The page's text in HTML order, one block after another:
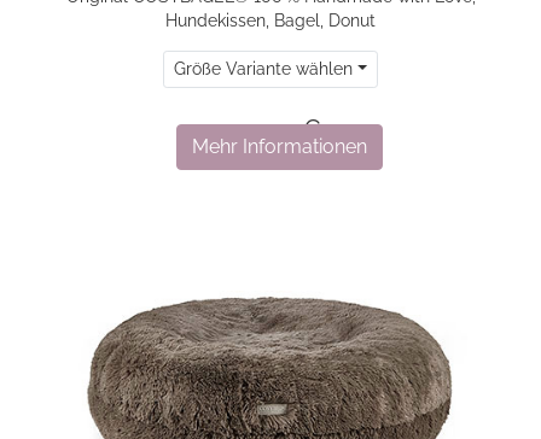
Hundekissen, Bagel, Donut
Größe Variante wählen
479,00 €
Mehr Informationen